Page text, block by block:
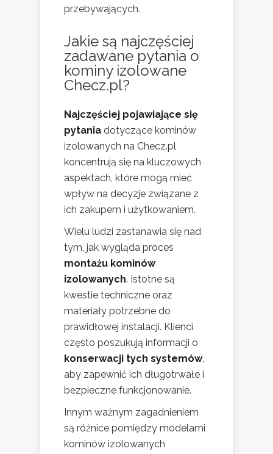
przebywających.
Jakie są najczęściej
zadawane pytania o
kominy izolowane
Checz.pl?
Najczęściej pojawiające się
pytania dotyczące kominów
izolowanych na Checz.pl
koncentrują się na kluczowych
aspektach, które mogą mieć
wpływ na decyzje związane z
ich zakupem i użytkowaniem.
Wielu ludzi zastanawia się nad
tym, jak wygląda proces
montażu kominów
izolowanych. Istotne są
kwestie techniczne oraz
materiały potrzebne do
prawidłowej instalacji. Klienci
często poszukują informacji o
konserwacji tych systemów,
aby zapewnić ich długotrwałe i
bezpieczne funkcjonowanie.
Innym ważnym zagadnieniem
są różnice pomiędzy modelami
kominów izolowanych